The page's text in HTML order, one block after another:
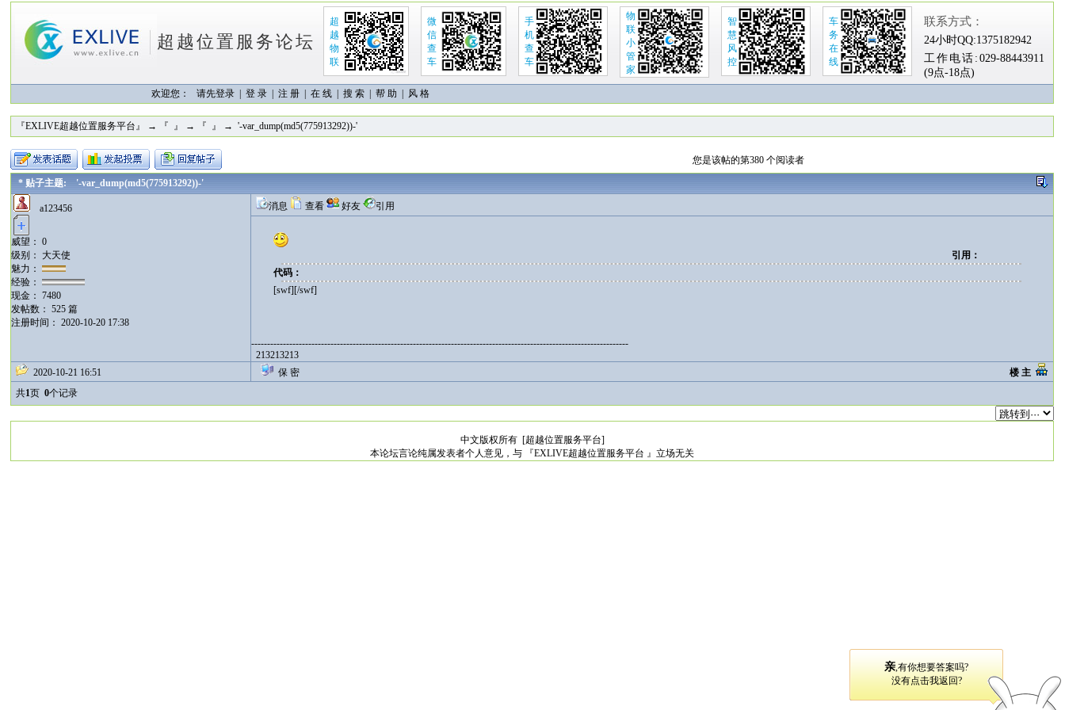
超越位置服务论坛
超
越
物
联
微
信
查
车
手
机
查
车
物
联
小
管
家
智
慧
风
控
车
务
在
线
联系方式：
24小时QQ:1375182942
工作电话:029-88443911
(9点-18点)
欢迎您： 请先登录 | 登 录 注 册 在 线 搜 索 帮 助 | 风 格
『EXLIVE超越位置服务平台』 → 『 』 → 『 』 → '-var_dump(md5(775913292))-'
您是该帖的第380 个阅读者
* 贴子主题: '-var_dump(md5(775913292))-'
a123456
威望： 0
级别： 大天使
魅力：
经验：
现金： 7480
发帖数： 525 篇
注册时间： 2020-10-20 17:38
消息 查看 好友 引用
引用：
代码：
[swf][/swf]
-----------------------------------------------------------------------------------------------------------------------
213213213
2020-10-21 16:51
保 密
楼 主
共1页0个记录
中文版权所有 [超越位置服务平台]
本论坛言论纯属发表者个人意见，与 『EXLIVE超越位置服务平台 』立场无关
亲,有你想要答案吗?
没有点击我返回?